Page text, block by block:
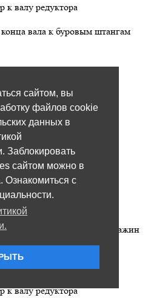
сайтом, вы
файлов cookie
данных в
Заблокировать
сайтом можно в
Ознакомиться с
к валу редуктора
вала к буровым штангам
с гидравлическими и
для бурения скважин
к валу редуктора